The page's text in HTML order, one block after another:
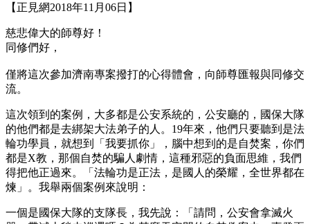
【正見網2018年11月06日】
慈悲偉大的師尊好！
同修們好，
僅將這次參加濟南專案撥打的心得體會，向師尊匯報與同修交
流。
這次領到的案例，大多都是公安系統的，公安廳的，國保大隊
的他們都是去綁架大法弟子的人。19年來，他們只要聽到是法
輪功學員，就想到「我要抓你」，腦中想到的是自焚案，你們
都是X教，那個自焚的騙人劇情，這種邪惡的負面思維，我們
得把他正過來。「法輪功是正法，是國人的榮耀，全世界都在
煉」。我舉兩個案例來說明：
一個是國保大隊的支隊長，我先說：「請問，公安會拿滅火